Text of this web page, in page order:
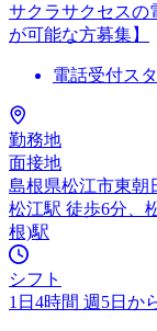
サクラサクセス
が可能な方募集】
電話受付ス
勤務地
面接地
島根県松江市東朝
松江駅 徒歩6分、
根)駅
シフト
1日4時間 週5日か